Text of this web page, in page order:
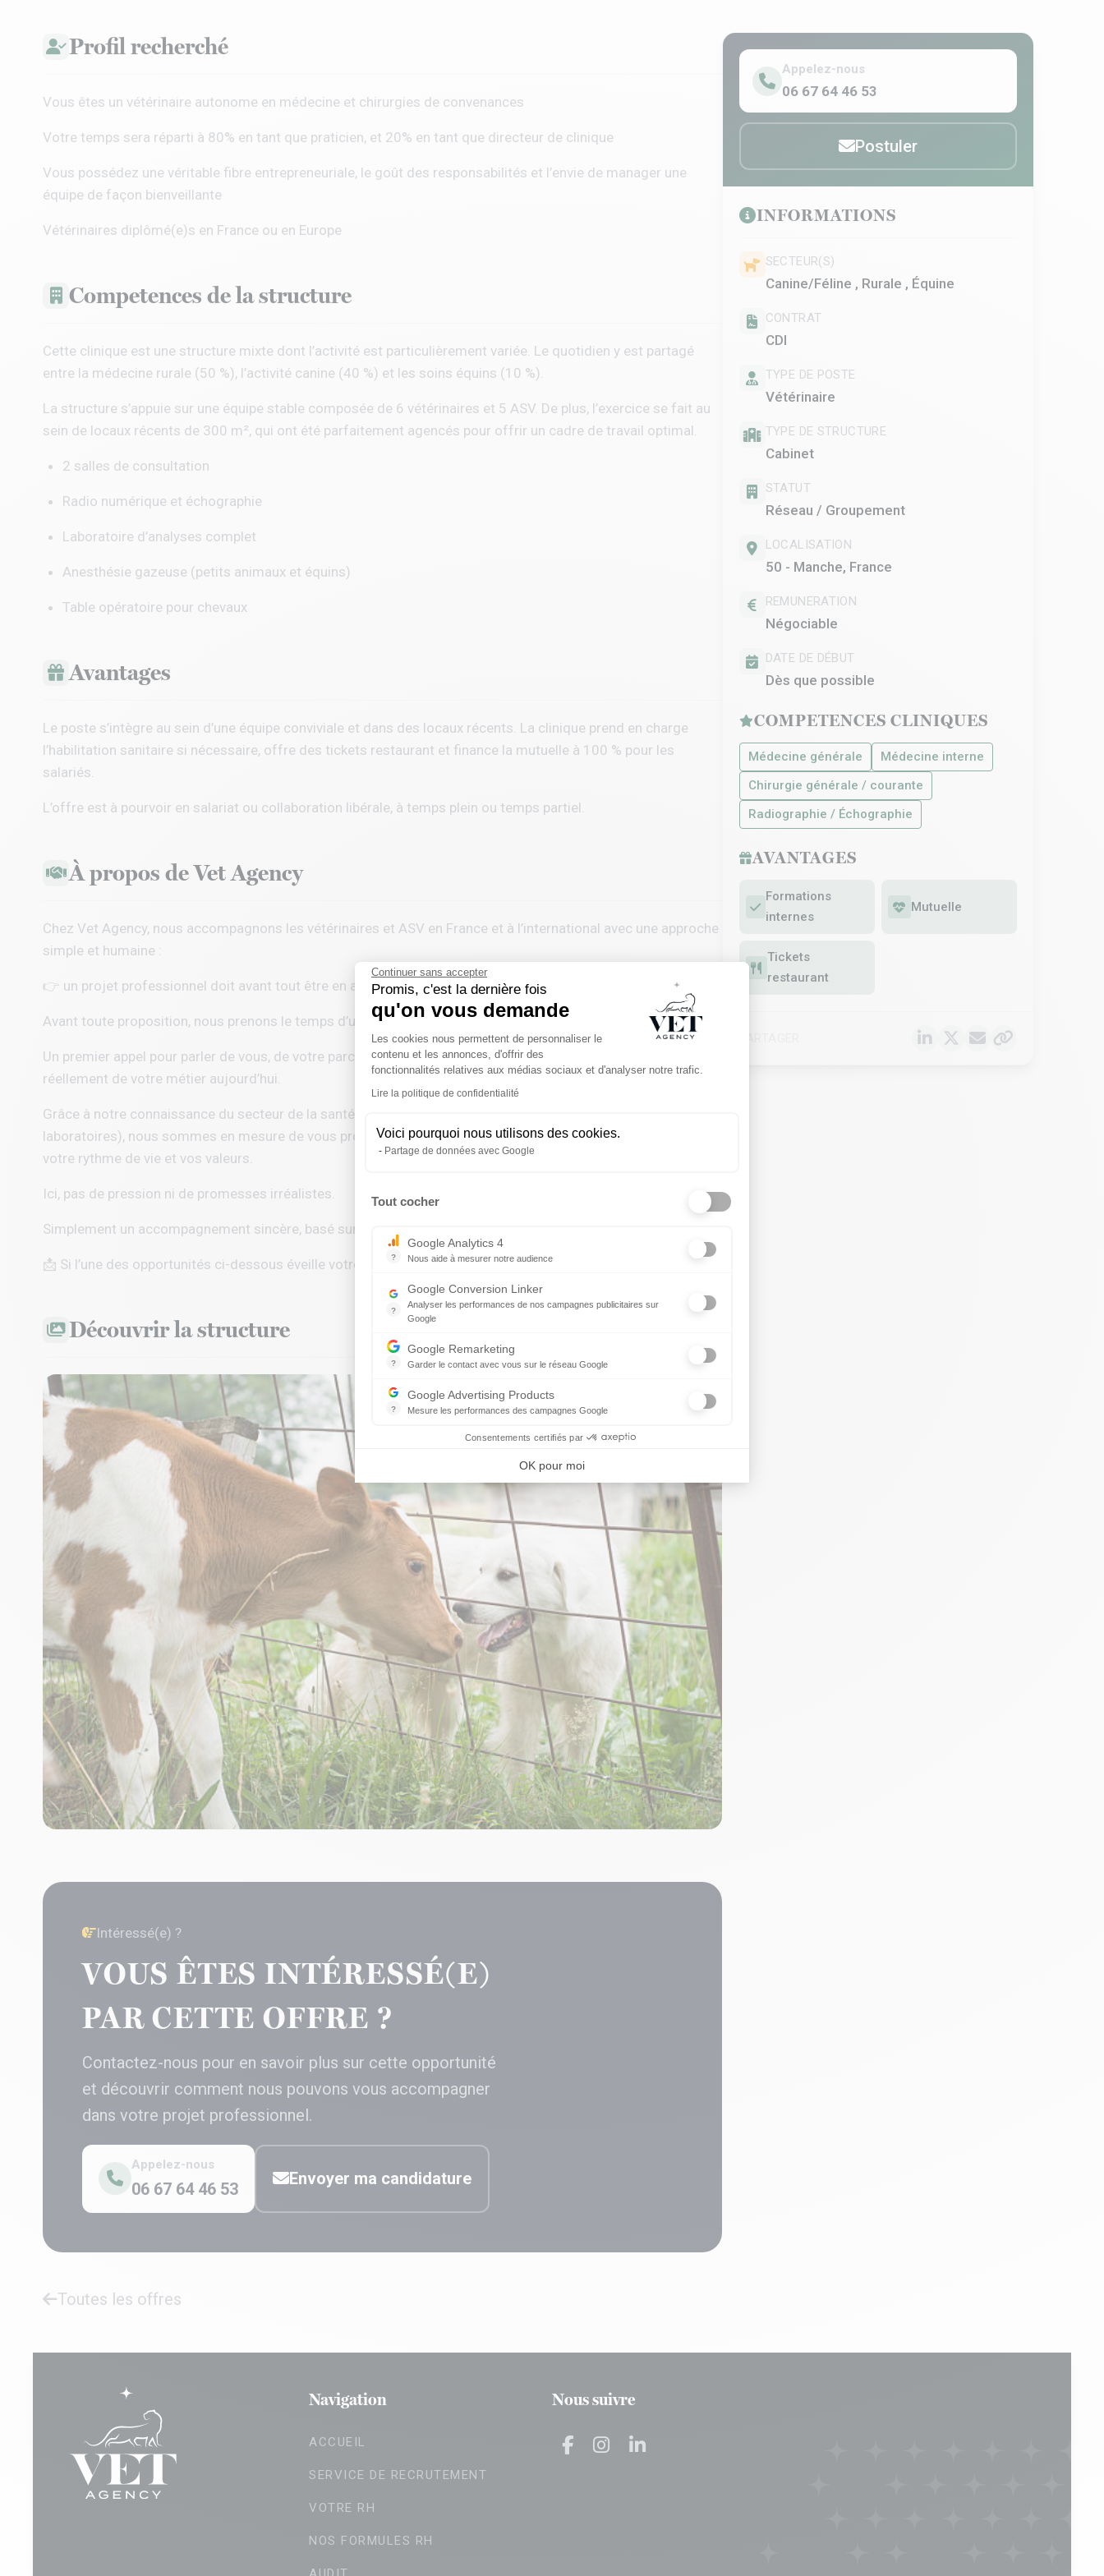
Continuer sans accepter
Promis, c'est la dernière fois
qu'on vous demande
Plateforme de Gestion du Consentement : Personnalisez vos Options
Les cookies nous permettent de personnaliser le
contenu et les annonces, d'offrir des
fonctionnalités relatives aux médias sociaux et d'analyser notre trafic.
Lire la politique de confidentialité
Voici pourquoi nous utilisons des cookies.
Partage de données avec Google
Tout cocher
?
Google Analytics 4
Nous aide à mesurer notre audience
?
Google Conversion Linker
Analyser les performances de nos campagnes publicitaires sur
Google
?
Google Remarketing
Garder le contact avec vous sur le réseau Google
?
Google Advertising Products
Mesure les performances des campagnes Google
Consentements certifiés par
OK pour moi
Profil recherché
Vous êtes un vétérinaire autonome en médecine et chirurgies de convenances
Votre temps sera réparti à 80% en tant que praticien, et 20% en tant que directeur de clinique
Vous possédez une véritable fibre entrepreneuriale, le goût des responsabilités et l’envie de manager une
équipe de façon bienveillante
Vétérinaires diplômé(e)s en France ou en Europe
Competences de la structure
Cette clinique est une structure mixte dont l’activité est particulièrement variée. Le quotidien y est partagé
entre la médecine rurale (50 %), l’activité canine (40 %) et les soins équins (10 %).
La structure s’appuie sur une équipe stable composée de 6 vétérinaires et 5 ASV. De plus, l’exercice se fait au
sein de locaux récents de 300 m², qui ont été parfaitement agencés pour offrir un cadre de travail optimal.
2 salles de consultation
Radio numérique et échographie
Laboratoire d’analyses complet
Anesthésie gazeuse (petits animaux et équins)
Table opératoire pour chevaux
Avantages
Le poste s’intègre au sein d’une équipe conviviale et dans des locaux récents. La clinique prend en charge
l’habilitation sanitaire si nécessaire, offre des tickets restaurant et finance la mutuelle à 100 % pour les
salariés.
L’offre est à pourvoir en salariat ou collaboration libérale, à temps plein ou temps partiel.
À propos de Vet Agency
Chez Vet Agency, nous accompagnons les vétérinaires et ASV en France et à l’international avec une approche
simple et humaine :
👉 un projet professionnel doit avant tout être en accord avec la personne qui le porte.
Avant toute proposition, nous prenons le temps d’un échange confidentiel, gratuit et sans engagement.
Un premier appel pour parler de vous, de votre parcours, de votre quotidien, et de ce que vous attendez
réellement de votre métier aujourd’hui.
Grâce à notre connaissance du secteur de la santé animale (cliniques indépendantes, groupements, CHV,
laboratoires), nous sommes en mesure de vous proposer des opportunités cohérentes avec vos attentes,
votre rythme de vie et vos valeurs.
Ici, pas de pression ni de promesses irréalistes.
Simplement un accompagnement sincère, basé sur l’écoute, la transparence et le respect de vos choix.
📩 Si l’une des opportunités ci-dessous éveille votre curiosité, nous serons ravis d’en discuter avec vous.
Découvrir la structure
Intéressé(e) ?
VOUS ÊTES INTÉRESSÉ(E)
PAR CETTE OFFRE ?
Contactez-nous pour en savoir plus sur cette opportunité
et découvrir comment nous pouvons vous accompagner
dans votre projet professionnel.
Appelez-nous
06 67 64 46 53
Envoyer ma candidature
Toutes les offres
Appelez-nous
06 67 64 46 53
Postuler
INFORMATIONS
SECTEUR(S)
Canine/Féline , Rurale , Équine
CONTRAT
CDI
TYPE DE POSTE
Vétérinaire
TYPE DE STRUCTURE
Cabinet
STATUT
Réseau / Groupement
LOCALISATION
50 - Manche, France
REMUNERATION
Négociable
DATE DE DÉBUT
Dès que possible
COMPETENCES CLINIQUES
Médecine générale
Médecine interne
Chirurgie générale / courante
Radiographie / Échographie
AVANTAGES
Formations
internes
Mutuelle
Tickets
restaurant
Navigation
ACCUEIL
SERVICE DE RECRUTEMENT
VOTRE RH
NOS FORMULES RH
Nous suivre